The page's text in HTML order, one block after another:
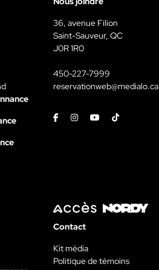
36, avenue Filion
Saint-Sauveur, QC
J0R 1R0
450-227-7999
reservationweb@medialo.ca
FacebookInstagramYoutubeTiktok
Contact
Kit média
Politique de témoins